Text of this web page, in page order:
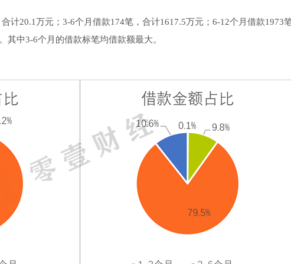
计20.1万元；3-6个月借款174笔，合计1617.5万元；6-12个月借款1973
其中3-6个月的借款标笔均借款额最大。